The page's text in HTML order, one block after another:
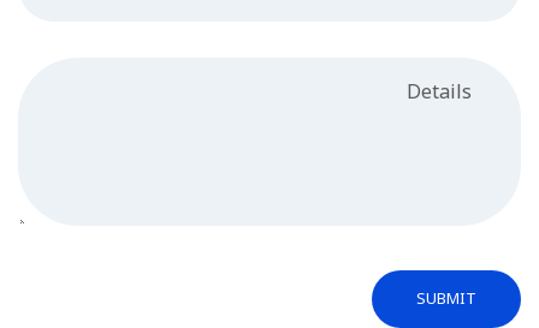
SUBMIT